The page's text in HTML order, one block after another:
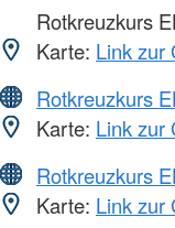
Rotkreuzkurs
Karte: Link zur
Rotkreuzkurs
Karte: Link zur
Rotkreuzkurs
Karte: Link zur